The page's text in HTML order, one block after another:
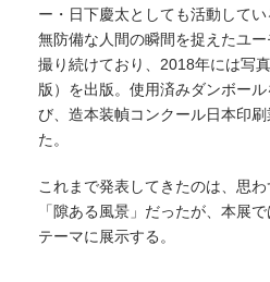
ー・日下慶太としても活動してい
無防備な人間の瞬間を捉えたユー
撮り続けており、2018年には写
版）を出版。使用済みダンボー
び、造本装幀コンクール日本印
た。
これまで発表してきたのは、思
「隙ある風景」だったが、本展
テーマに展示する。